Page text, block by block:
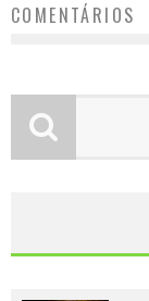
COMENTÁRIOS